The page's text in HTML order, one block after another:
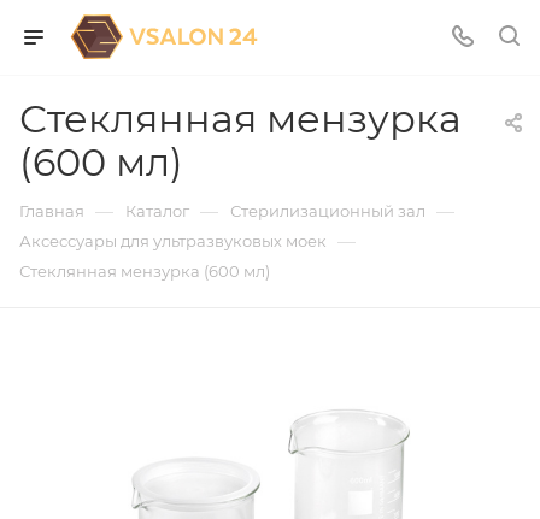
Стеклянная мензурка
(600 мл)
Главная — Каталог — Стерилизационный зал —
Аксессуары для ультразвуковых моек —
Стеклянная мензурка (600 мл)